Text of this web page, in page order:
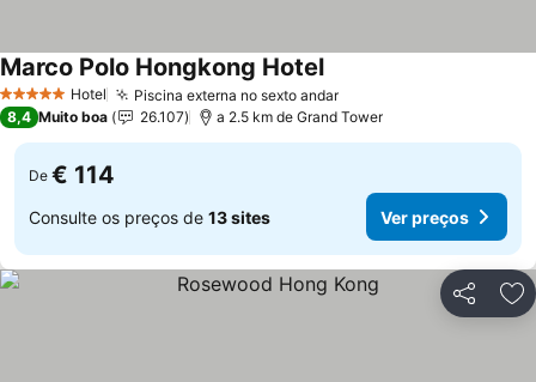
5 Estrelas Hotel Piscina externa no sexto andarVer preços
Marco Polo Hongkong HotelVer preços
8,4 Muito boa 26.107 a 2.5 km de Grand Tower
De € 114
Consulte os preços de 13 sites Ver preços
Partilhar